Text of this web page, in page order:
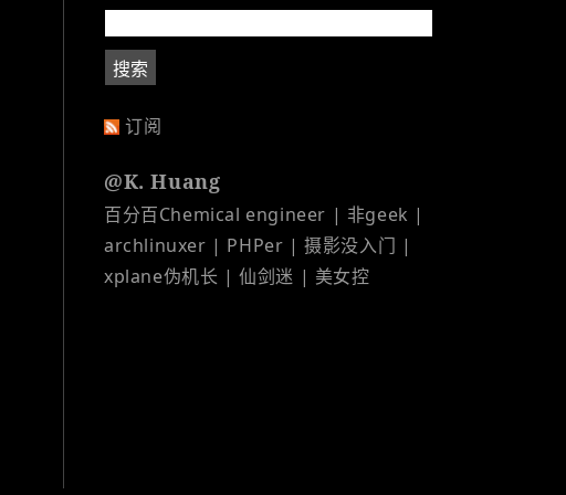
订阅
@K. Huang
百分百Chemical engineer | 非geek |
archlinuxer | PHPer | 摄影没入门 |
xplane伪机长 | 仙剑迷 | 美女控